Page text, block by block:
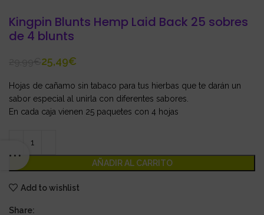
Kingpin Blunts Hemp Laid Back 25 sobres
de 4 blunts
25,49€
Hojas de cañamo sin tabaco para tus hierbas que te darán un
sabor especial al unirla con diferentes sabores.
En cada caja vienen 25 paquetes con 4 hojas
AÑADIR AL CARRITO
Add to wishlist
Share: